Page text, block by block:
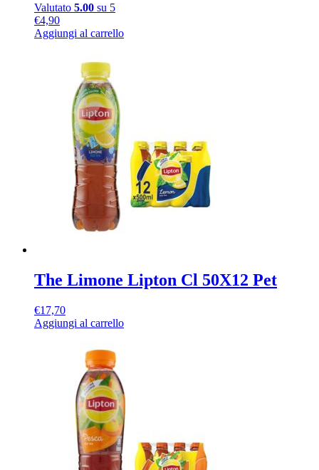
Valutato 5.00 su 5
€4,90
Aggiungi al carrello
The Limone Lipton Cl 50X12 Pet
€17,70
Aggiungi al carrello